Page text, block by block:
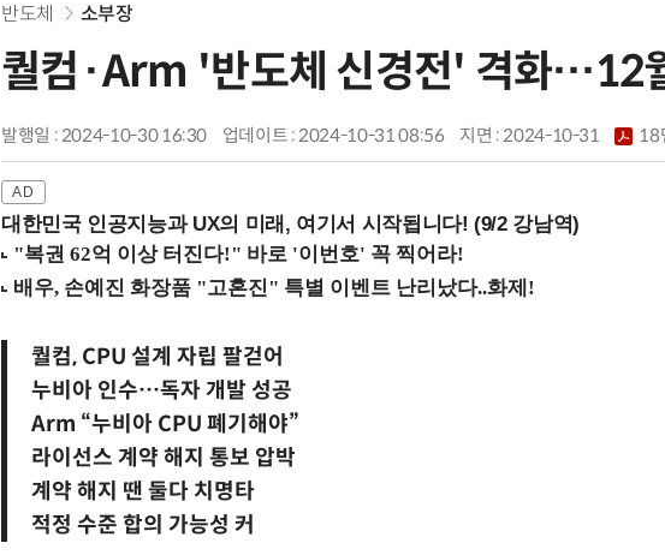
반도체 소부장
퀄컴·Arm '반도체 신경전' 격화…12
발행일 : 2024-10-30 16:30 업데이트 : 2024-10-31 08:56 지면 :2024-10-31 18
대한민국 인공지능과 UX의 미래, 여기서 시작됩니다! (9/2 강남역)
퀄컴, CPU 설계 자립 팔걷어
누비아 인수…독자 개발 성공
Arm “누비아 CPU 폐기해야”
라이선스 계약 해지 통보 압박
계약 해지 땐 둘다 치명타
적정 수준 합의 가능성 커